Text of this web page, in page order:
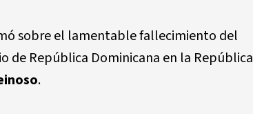
sobre el lamentable fallecimiento del
República Dominicana en la República
.